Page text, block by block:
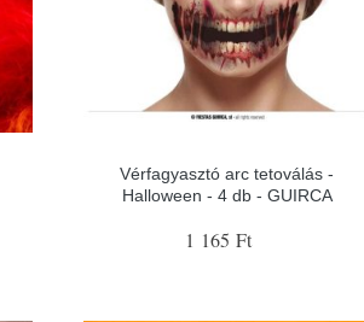
Vérfagyasztó arc tetoválás -
Halloween - 4 db - GUIRCA
1 165 Ft